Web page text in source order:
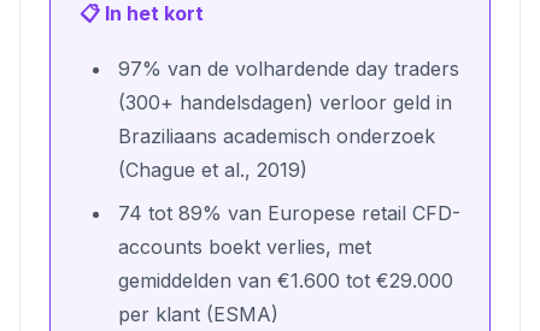
📋 In het kort
97% van de volhardende day traders
(300+ handelsdagen) verloor geld in
Braziliaans academisch onderzoek
(Chague et al., 2019)
74 tot 89% van Europese retail CFD-
accounts boekt verlies, met
gemiddelden van €1.600 tot €29.000
per klant (ESMA)